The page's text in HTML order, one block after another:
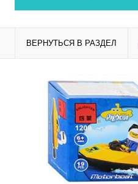
ВЕРНУТЬСЯ В РАЗДЕЛ